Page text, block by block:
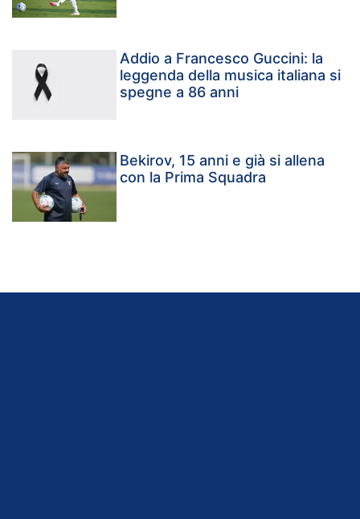
Addio a Francesco Guccini: la
leggenda della musica italiana si
spegne a 86 anni
Bekirov, 15 anni e già si allena
con la Prima Squadra